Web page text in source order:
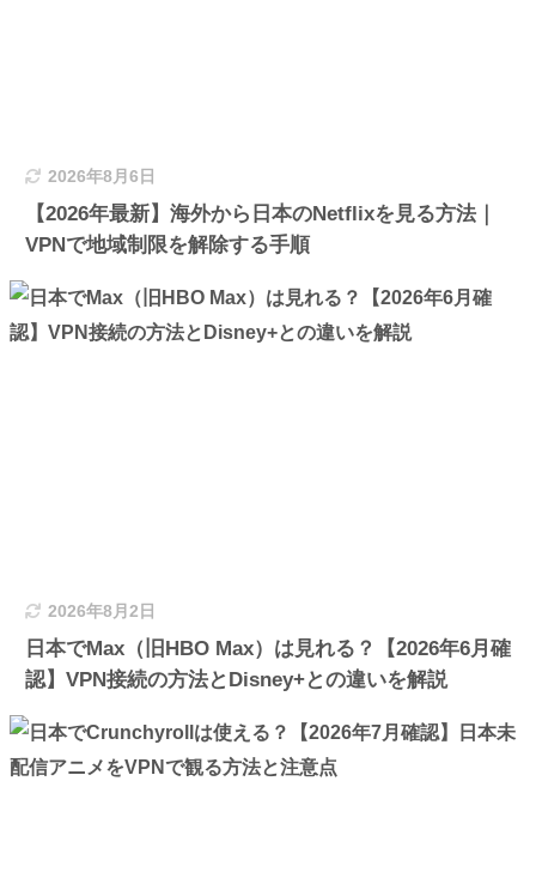
2026年8月6日
【2026年最新】海外から日本のNetflixを見る方法｜
VPNで地域制限を解除する手順
2026年8月2日
日本でMax（旧HBO Max）は見れる？【2026年6月確
認】VPN接続の方法とDisney+との違いを解説